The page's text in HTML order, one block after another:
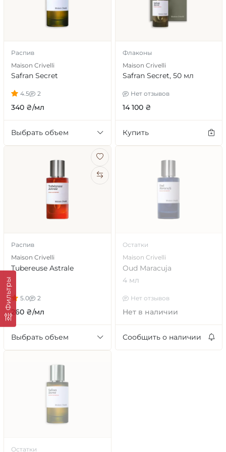
Фильтры
Распив
Maison Crivelli
Safran Secret
4.5 2
340 ₴/мл
Выбрать объем
Флаконы
Maison Crivelli
Safran Secret, 50 мл
Нет отзывов
14 100 ₴
Купить
Распив
Maison Crivelli
Tubereuse Astrale
5.0 2
260 ₴/мл
Выбрать объем
Остатки
Maison Crivelli
Oud Maracuja
4 мл
Нет отзывов
Нет в наличии
Сообщить о наличии
Остатки